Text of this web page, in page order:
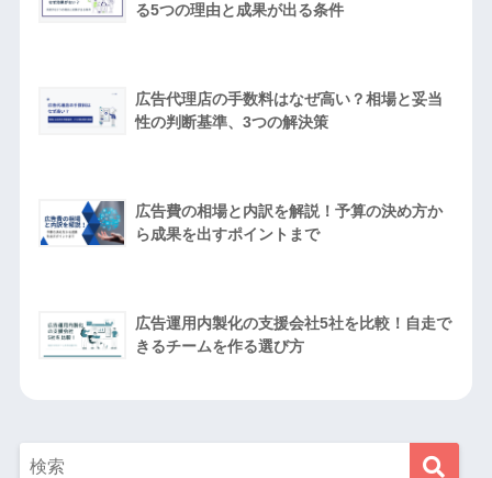
る5つの理由と成果が出る条件
広告代理店の手数料はなぜ高い？相場と妥当
性の判断基準、3つの解決策
広告費の相場と内訳を解説！予算の決め方か
ら成果を出すポイントまで
広告運用内製化の支援会社5社を比較！自走で
きるチームを作る選び方